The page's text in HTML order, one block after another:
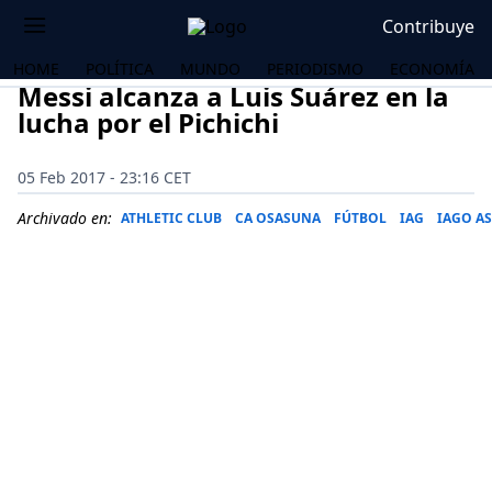
Contribuye
HOME POLÍTICA MUNDO PERIODISMO ECONOMÍA
Messi alcanza a Luis Suárez en la
lucha por el Pichichi
05 Feb 2017 - 23:16 CET
Archivado en: ATHLETIC CLUB CA OSASUNA FÚTBOL IAG IAGO